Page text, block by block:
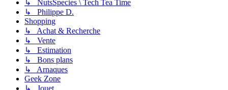
↳ NutsSpecies \ Tech Tea Time
↳ Philippe D.
Shopping
↳ Achat & Recherche
↳ Vente
↳ Estimation
↳ Bons plans
↳ Arnaques
Geek Zone